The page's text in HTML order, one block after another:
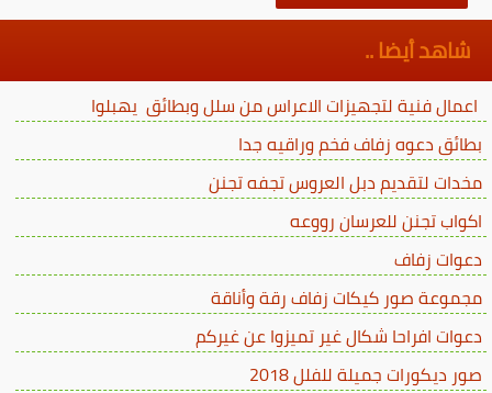
شاهد أيضا ..
اعمال فنية لتجهيزات الاعراس من سلل وبطائق يهبلوا
بطائق دعوه زفاف فخم وراقيه جدا
مخدات لتقديم دبل العروس تجفه تجنن
اكواب تجنن للعرسان رووعه
دعوات زفاف
مجموعة صور كيكات زفاف رقة وأناقة
دعوات افراحا شكال غير تميزوا عن غيركم
صور ديكورات جميلة للفلل 2018